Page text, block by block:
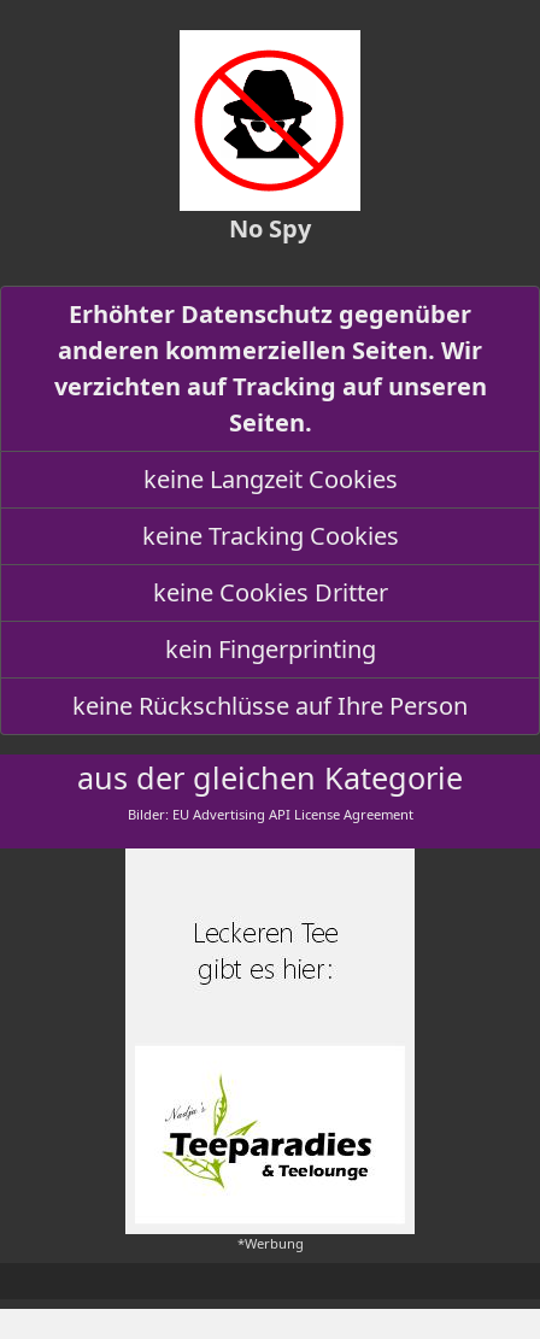
No Spy
Erhöhter Datenschutz gegenüber
anderen kommerziellen Seiten. Wir
verzichten auf Tracking auf unseren
Seiten.
keine Langzeit Cookies
keine Tracking Cookies
keine Cookies Dritter
kein Fingerprinting
keine Rückschlüsse auf Ihre Person
aus der gleichen Kategorie
Bilder: EU Advertising API License Agreement
*Werbung